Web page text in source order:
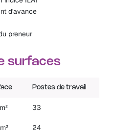
d'avance
preneur
surfaces
Postes de travail
33
24